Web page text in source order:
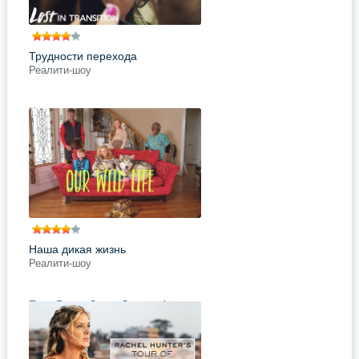
Трудности перехода
Реалити-шоу
Четыре супружеские пары
сталкиваются с непредвиденным
– мужья решают пройти
гендерную трансформацию. Эти
мужчины долгое время скрывали,
что они
подробнее
Поделись с друзьями
Наша дикая жизнь
Реалити-шоу
Паре Бобби-Джо и Джерри Абрамс
никогда не бывает скучно, ведь у
них трое детей, няня и… 81
домашний питомец! С животными
бывает непросто, ведь у